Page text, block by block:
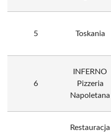
5 Toskania
6
INFERNO
Pizzeria
Napoletana
Restauracja